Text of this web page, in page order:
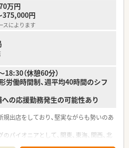
万円
375,000円
スによります
（休憩60分）
労働時間制、週平均40時間のシフ
の応援勤務発生の可能性あり
出店をしており、堅実ながらも勢いのあ
パイオニアとして、関東、東海、関西、北